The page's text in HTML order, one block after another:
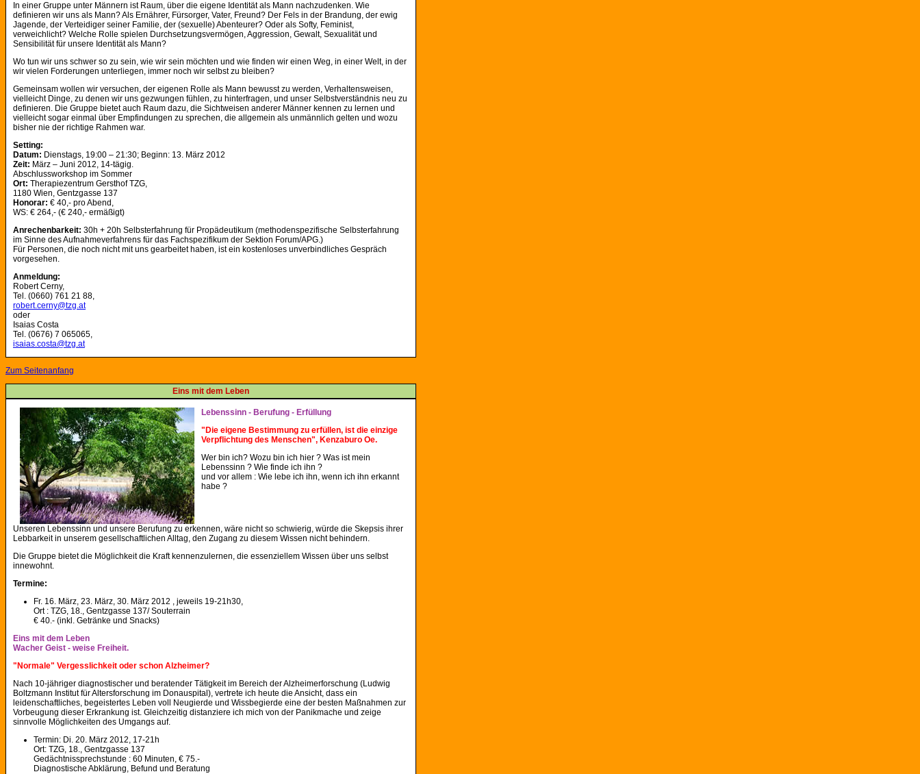
In einer Gruppe unter Männern ist Raum, über die eigene Identität als Mann nachzudenken. Wie
definieren wir uns als Mann? Als Ernährer, Fürsorger, Vater, Freund? Der Fels in der Brandung, der ewig
Jagende, der Verteidiger seiner Familie, der (sexuelle) Abenteurer? Oder als Softy, Feminist,
verweichlicht? Welche Rolle spielen Durchsetzungsvermögen, Aggression, Gewalt, Sexualität und
Sensibilität für unsere Identität als Mann?
Wo tun wir uns schwer so zu sein, wie wir sein möchten und wie finden wir einen Weg, in einer Welt, in der
wir vielen Forderungen unterliegen, immer noch wir selbst zu bleiben?
Gemeinsam wollen wir versuchen, der eigenen Rolle als Mann bewusst zu werden, Verhaltensweisen,
vielleicht Dinge, zu denen wir uns gezwungen fühlen, zu hinterfragen, und unser Selbstverständnis neu zu
definieren. Die Gruppe bietet auch Raum dazu, die Sichtweisen anderer Männer kennen zu lernen und
vielleicht sogar einmal über Empfindungen zu sprechen, die allgemein als unmännlich gelten und wozu
bisher nie der richtige Rahmen war.
Setting:
Datum: Dienstags, 19:00 – 21:30; Beginn: 13. März 2012
Zeit: März – Juni 2012, 14-tägig.
Abschlussworkshop im Sommer
Ort: Therapiezentrum Gersthof TZG,
1180 Wien, Gentzgasse 137
Honorar: € 40,- pro Abend,
WS: € 264,- (€ 240,- ermäßigt)
Anrechenbarkeit: 30h + 20h Selbsterfahrung für Propädeutikum (methodenspezifische Selbsterfahrung
im Sinne des Aufnahmeverfahrens für das Fachspezifikum der Sektion Forum/APG.)
Für Personen, die noch nicht mit uns gearbeitet haben, ist ein kostenloses unverbindliches Gespräch
vorgesehen.
Anmeldung:
Robert Cerny,
Tel. (0660) 761 21 88,
robert.cerny@tzg.at
oder
Isaias Costa
Tel. (0676) 7 065065,
isaias.costa@tzg.at
Zum Seitenanfang
Eins mit dem Leben
Lebenssinn - Berufung - Erfüllung
"Die eigene Bestimmung zu erfüllen, ist die einzige
Verpflichtung des Menschen", Kenzaburo Oe.
Wer bin ich? Wozu bin ich hier ? Was ist mein
Lebenssinn ? Wie finde ich ihn ?
und vor allem : Wie lebe ich ihn, wenn ich ihn erkannt
habe ?
Unseren Lebenssinn und unsere Berufung zu erkennen, wäre nicht so schwierig, würde die Skepsis ihrer
Lebbarkeit in unserem gesellschaftlichen Alltag, den Zugang zu diesem Wissen nicht behindern.
Die Gruppe bietet die Möglichkeit die Kraft kennenzulernen, die essenziellem Wissen über uns selbst
innewohnt.
Termine:
Fr. 16. März, 23. März, 30. März 2012 , jeweils 19-21h30,
Ort : TZG, 18., Gentzgasse 137/ Souterrain
€ 40.- (inkl. Getränke und Snacks)
Eins mit dem Leben
Wacher Geist - weise Freiheit.
"Normale" Vergesslichkeit oder schon Alzheimer?
Nach 10-jähriger diagnostischer und beratender Tätigkeit im Bereich der Alzheimerforschung (Ludwig
Boltzmann Institut für Altersforschung im Donauspital), vertrete ich heute die Ansicht, dass ein
leidenschaftliches, begeistertes Leben voll Neugierde und Wissbegierde eine der besten Maßnahmen zur
Vorbeugung dieser Erkrankung ist. Gleichzeitig distanziere ich mich von der Panikmache und zeige
sinnvolle Möglichkeiten des Umgangs auf.
Termin: Di. 20. März 2012, 17-21h
Ort: TZG, 18., Gentzgasse 137
Gedächtnissprechstunde : 60 Minuten, € 75.-
Diagnostische Abklärung, Befund und Beratung